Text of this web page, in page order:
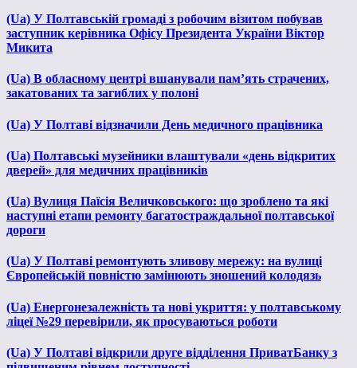
(Ua) У Полтавській громаді з робочим візитом побував
заступник керівника Офісу Президента України Віктор
Микита
(Ua) В обласному центрі вшанували пам’ять страчених,
закатованих та загиблих у полоні
(Ua) У Полтаві відзначили День медичного працівника
(Ua) Полтавські музейники влаштували «день відкритих
дверей» для медичних працівників
(Ua) Вулиця Паїсія Величковського: що зроблено та які
наступні етапи ремонту багатостраждальної полтавської
дороги
(Ua) У Полтаві ремонтують зливову мережу: на вулиці
Європейській повністю замінюють зношений колодязь
(Ua) Енергонезалежність та нові укриття: у полтавському
ліцеї №29 перевірили, як просуваються роботи
(Ua) У Полтаві відкрили друге відділення ПриватБанку з